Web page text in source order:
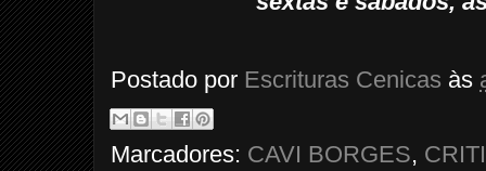
Postado por Escrituras Cenicas às
Marcadores: CAVI BORGES,